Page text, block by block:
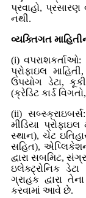
પ્રવાહો,
નથી.
વ્યક્તિગત
(i)
પ્રોફાઇલ
ઉપયોગ ડેટા,
(ક્રેડિટ કાર્ડ
(ii)
મીડિયા
સ્થાન), ચેટ
સહિત),
દ્વારા સબમિટ,
ઇલેક્ટ્રોનિક
ગ્રાહક દ્વારા
કરવામાં આવે છે.